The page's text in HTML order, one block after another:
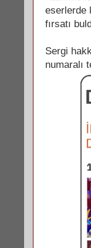
eserlerde
fırsatı
Sergi
numaralı